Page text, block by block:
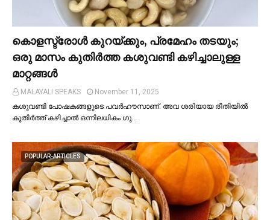
കൊളസ്ട്രോള്‍ കുറയ്ക്കും, പ്രമേഹം തടയും;
ഒരു മാസം കുതിര്‍ത്ത കശുവണ്ടി കഴിച്ചാലുള്ള
മാറ്റങ്ങള്‍
MALAYALI SPEAKS
November 11, 2025
കശുവണ്ടി പോഷകങ്ങളുടെ പവർഹൗസാണ്. അവ ശരിയായ രീതിയില്‍
കുതിർത്ത് കഴിച്ചാല്‍ ഒന്നിലധികം ഗു…
POPULAR-ARTICLES